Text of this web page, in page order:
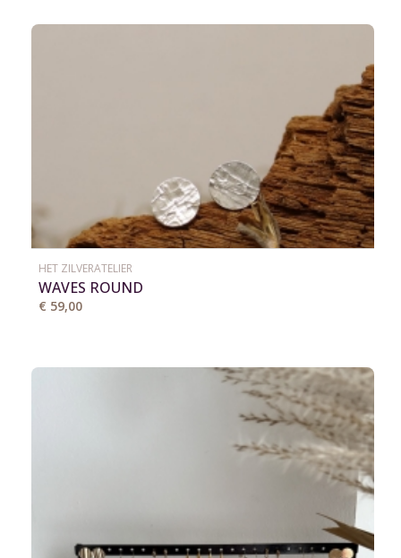
HET ZILVERATELIER
WAVES ROUND
€ 59,00